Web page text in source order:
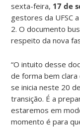
sexta-feira, 17 de
gestores da UFSC
2. O documento
respeito da nova
“O intuito desse
de forma bem
se inicia neste 20
transição. É a
estaremos em
momento é para